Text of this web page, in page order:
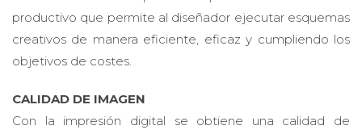
productivo que permite al diseñador ejecutar esquemas
creativos de manera eficiente, eficaz y cumpliendo los
objetivos de costes.
CALIDAD DE IMAGEN
Con la impresión digital se obtiene una calidad de